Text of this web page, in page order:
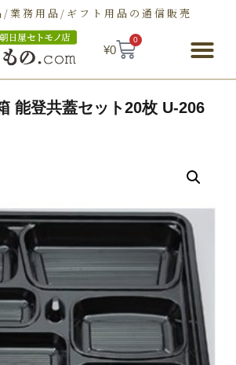
/業務用品/ギフト用品の通信販売
¥0
0
能登共蓋セット20枚 U-206